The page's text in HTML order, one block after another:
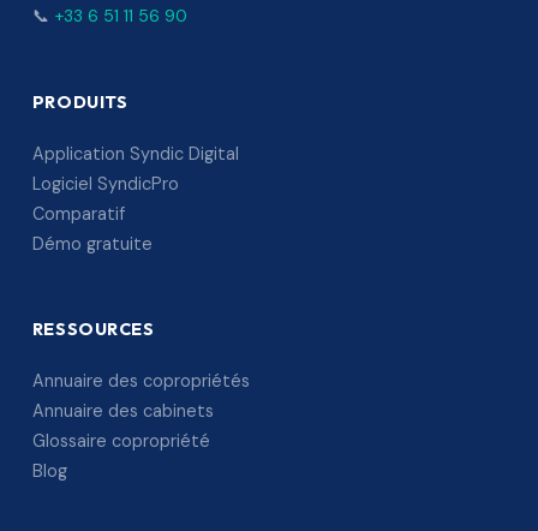
📞 +33 6 51 11 56 90
PRODUITS
Application Syndic Digital
Logiciel SyndicPro
Comparatif
Démo gratuite
RESSOURCES
Annuaire des copropriétés
Annuaire des cabinets
Glossaire copropriété
Blog